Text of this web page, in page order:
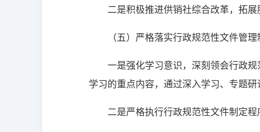
二是积极推进供销社综合改革，拓
（五）严格落实行政规范性文件管理
一是强化学习意识，深刻领会行政
学习的重点内容，通过深入学习、专题
二是严格执行行政规范性文件制定